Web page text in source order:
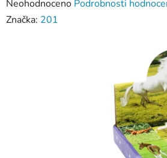
Průměrné
hodnocení
Neohodnoceno Podrobnosti
Značka: 201